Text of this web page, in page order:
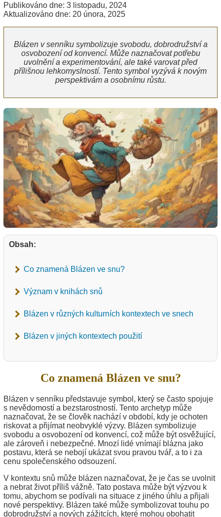
Publikováno dne: 3 listopadu, 2024
Aktualizováno dne: 20 února, 2025
Blázen v senníku symbolizuje svobodu, dobrodružství a
osvobození od konvencí. Může naznačovat potřebu
uvolnění a experimentování, ale také varovat před
přílišnou lehkomyslností. Tento symbol vyzývá k novým
perspektivám a osobnímu růstu.
Obsah:
Co znamená Blázen ve snu?
Význam v knihách snů
Blázen v různých kulturních kontextech ve snech
Blázen v jiných kontextech použití
Co znamená Blázen ve snu?
Blázen v senníku představuje symbol, který se často spojuje
s nevědomostí a bezstarostností. Tento archetyp může
naznačovat, že se člověk nachází v období, kdy je ochoten
riskovat a přijímat neobvyklé výzvy. Blázen symbolizuje
svobodu a osvobození od konvencí, což může být osvěžující,
ale zároveň i nebezpečné. Mnozí lidé vnímají blázna jako
postavu, která se nebojí ukázat svou pravou tvář, a to i za
cenu společenského odsouzení.
V kontextu snů může blázen naznačovat, že je čas se uvolnit
a nebrat život příliš vážně. Tato postava může být výzvou k
tomu, abychom se podívali na situace z jiného úhlu a přijali
nové perspektivy. Blázen také může symbolizovat touhu po
dobrodružství a nových zážitcích, které mohou obohatit